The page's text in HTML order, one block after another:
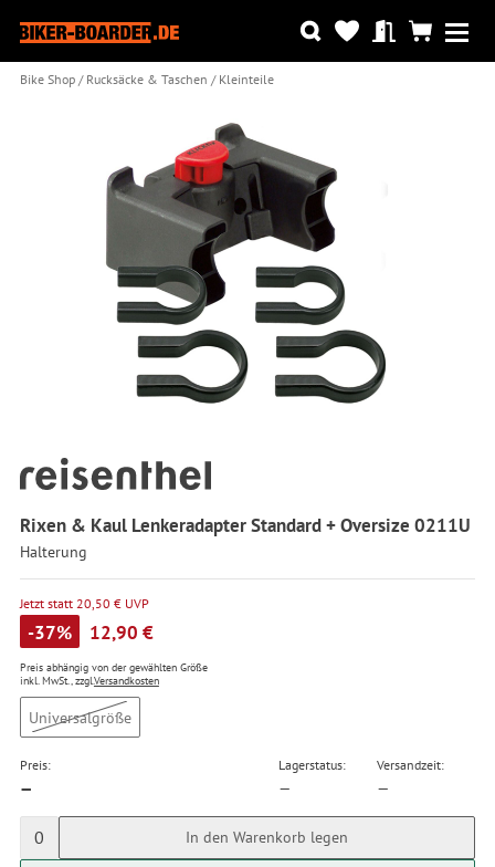
Bike Shop Rucksäcke & Taschen Kleinteile
Rixen & Kaul Lenkeradapter Standard + Oversize 0211U
Halterung
Jetzt statt 20,50 € UVP
-37% 12,90 €
Preis abhängig von der gewählten Größe
inkl. MwSt., zzgl.Versandkosten
Universalgröße
Preis:
—
Lagerstatus:
—
Versandzeit:
—
0 In den Warenkorb legen